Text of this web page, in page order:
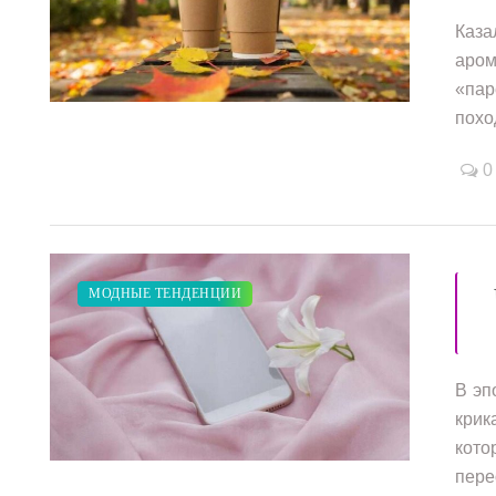
/////
0
ЗАКУПКИ ПО МОДЕ
ПОКАЗЫ
МОДНЫЕ ТЕНДЕНЦИИ
В